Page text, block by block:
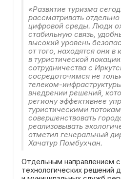
«Развитие туризма
рассматривать
цифровой среды. Люди
стабильную связь,
высокий уровень
от того, находятся они
в туристической
сотрудничества с
сосредоточимся не
телеком-
внедрении решений,
региону эффективнее
туристическими
совершенствовать
реализовывать
отметил генеральный
Хачатур Помбухчан.
Отдельным направлением
технологических решений